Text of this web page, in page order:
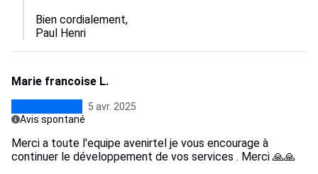
Bien cordialement,
Paul Henri
Marie francoise L.
5 avr. 2025
Avis spontané
Merci a toute l'equipe avenirtel je vous encourage à
continuer le développement de vos services . Merci 🙏🙏